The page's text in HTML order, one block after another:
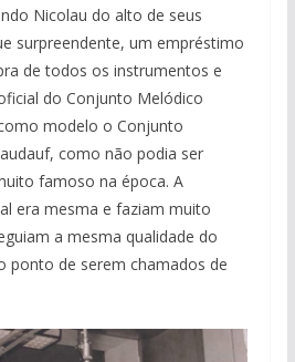
Nicolau do alto de seus
surpreendente, um empréstimo
de todos os instrumentos e
do Conjunto Melódico
modelo o Conjunto
como não podia ser
famoso na época. A
era mesma e faziam muito
a mesma qualidade do
ponto de serem chamados de